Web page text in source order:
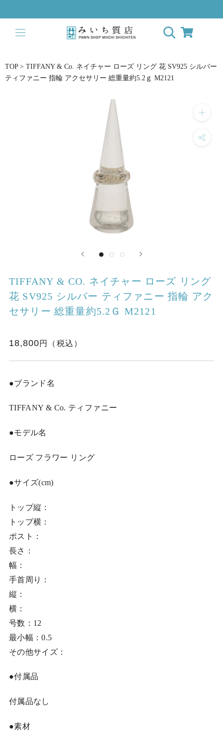
キ
て
TOP > TIFFANY & Co. ネイチャー ローズ リング 花 SV925 シルバー
ティファニー 指輪 アクセサリー 総重量約5.2ｇ M2121
TIFFANY & CO. ネイチャー ローズ リング
花 SV925 シルバー ティファニー 指輪 アク
セサリー 総重量約5.2Ｇ M2121
18,800
●ブランド名
TIFFANY & Co. ティファニー
●モデル名
ローズ フラワー リング
●サイズ(cm)
トップ縦：
トップ横：
ポスト：
長さ：
幅：
手首周り：
縦：
横：
号数：12
最小幅：0.5
その他サイズ：
●付属品
付属品なし
●素材